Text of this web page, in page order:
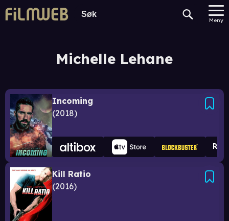
Meny
Michelle Lehane
Incoming
2018
Kill Ratio
2016